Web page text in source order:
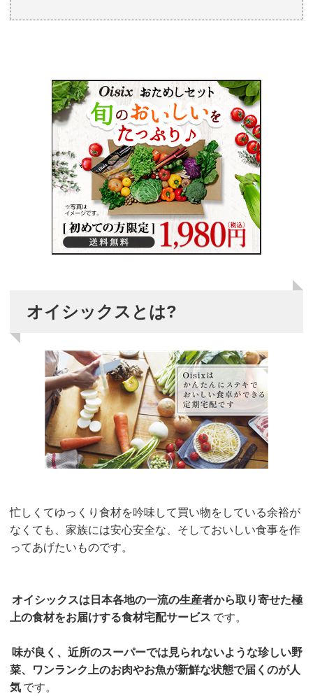
オイシックスとは?
忙しくてゆっくり食材を吟味して買い物をしている余裕が
なくても、家族には安心安全な、そしておいしい食事を作
ってあげたいものです。
オイシックスは日本各地の一流の生産者から取り寄せた極
上の食材をお届けする食材宅配サービス です。
味が良く、近所のスーパーでは見られないような珍しい野
菜、ワンランク上のお肉やお魚が新鮮な状態で届くのが人
気 です。